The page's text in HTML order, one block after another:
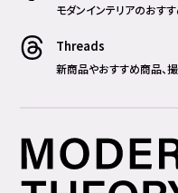
モダンインテリアのおす
Threads
新商品やおすすめ商品、